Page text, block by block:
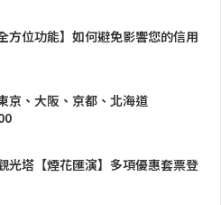
方位功能】如何避免影響您的信用
京、大阪、京都、北海道
光塔【煙花匯演】多項優惠套票登